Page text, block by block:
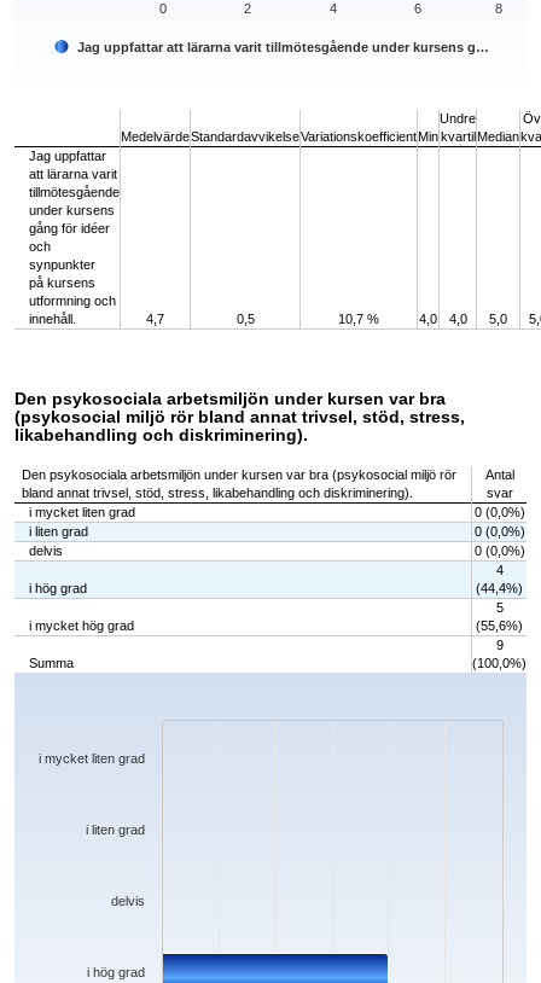
Jag uppfattar att lärarna varit tillmötesgående under kursens g…
0 2 4 6 8
MedelvärdeStandardavvikelseVariationskoefficientMin
Undre
kvartilMedian
Jag uppfattar
att lärarna varit
tillmötesgående
under kursens
gång för idéer
och
synpunkter
på kursens
utformning och
innehåll.
4,7 0,5 10,7 % 4,0 4,0 5,0
Den psykosociala arbetsmiljön under kursen var bra
(psykosocial miljö rör bland annat trivsel, stöd, stress,
likabehandling och diskriminering).
Den psykosociala arbetsmiljön under kursen var bra (psykosocial miljö rör
bland annat trivsel, stöd, stress, likabehandling och diskriminering).
Antal
svar
i mycket liten grad
0 (0,0%)
i liten grad
0 (0,0%)
delvis
0 (0,0%)
i hög grad
4
(44,4%)
i mycket hög grad
5
(55,6%)
Summa
9
(100,0%)
Chart
The chart has 1 X axis displaying categories.
i hög grad
delvis
i liten grad
i mycket liten grad